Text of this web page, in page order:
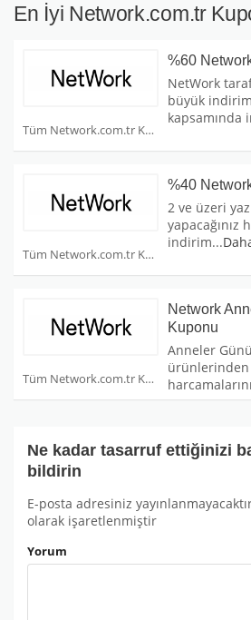
En İyi Network.com.tr
Tüm Network.com.tr Kuponları
%60
NetWork
büyük
kapsamında
Tüm Network.com.tr Kuponları
%40
2 ve üzeri
yapacağınız
indirim...
Tüm Network.com.tr Kuponları
Network
Kuponu
Anneler
ürünlerinden
Ne kadar tasarruf ettiğinizi
bildirin
E-posta adresiniz
olarak işaretlenmiştir
Yorum